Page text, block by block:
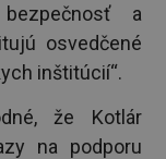
bezpečnosť a
osvedčené
inštitúcií“.
že Kotlár
na podporu